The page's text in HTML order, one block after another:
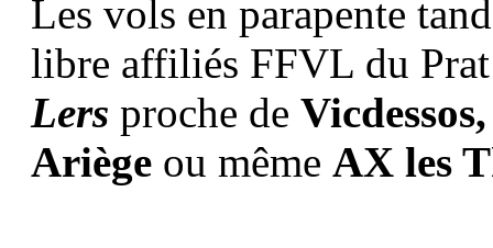
Les vols en parapente
libre affiliés FFVL du
Lers proche de
Ariège ou même AX les